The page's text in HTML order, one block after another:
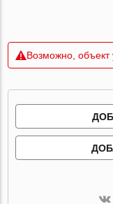
Возможно, объект